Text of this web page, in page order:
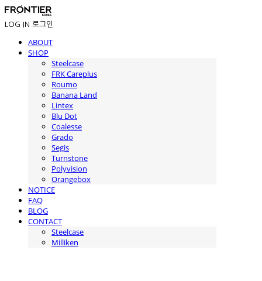
LOG IN 로그인
ABOUT
SHOP
Steelcase
FRK Careplus
Roumo
Banana Land
Lintex
Blu Dot
Coalesse
Grado
Segis
Turnstone
Polyvision
Orangebox
NOTICE
FAQ
BLOG
CONTACT
Steelcase
Milliken